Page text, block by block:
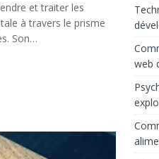
et traiter les
à travers le prisme
Son…
web